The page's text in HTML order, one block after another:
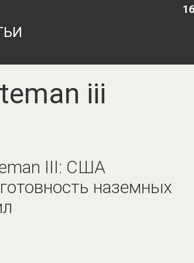
iii
III: США
наземных